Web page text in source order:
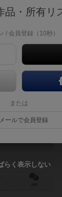
暗躍
品・所有リ
/ 会員登録（10秒）
または
メールで会員登録
らく表示しない